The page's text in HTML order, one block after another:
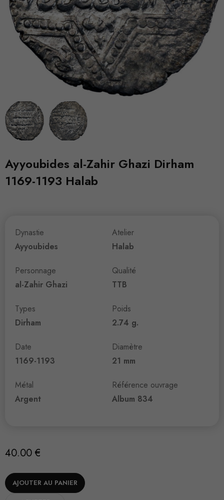
Ayyoubides al-Zahir Ghazi Dirham
1169-1193 Halab
Dynastie
Ayyoubides
Personnage
al-Zahir Ghazi
Types
Dirham
Date
1169-1193
Métal
Argent
Atelier
Halab
Qualité
TTB
Poids
2.74 g.
Diamètre
21 mm
Référence ouvrage
Album 834
40.00 €
AJOUTER AU PANIER